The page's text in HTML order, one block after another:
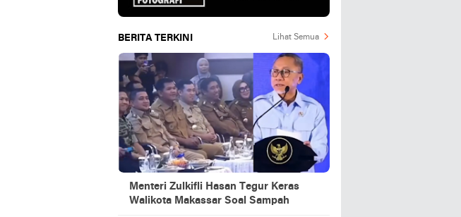
BERITA TERKINI Lihat Semua
Menteri Zulkifli Hasan Tegur Keras
Walikota Makassar Soal Sampah